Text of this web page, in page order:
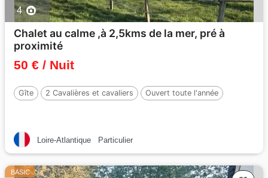
4
Chalet au calme ,à 2,5kms de la mer, pré à
proximité
50 € / Nuit
Gîte 2 Cavalières et cavaliers Ouvert toute l'année
Loire-Atlantique Particulier
BASIC